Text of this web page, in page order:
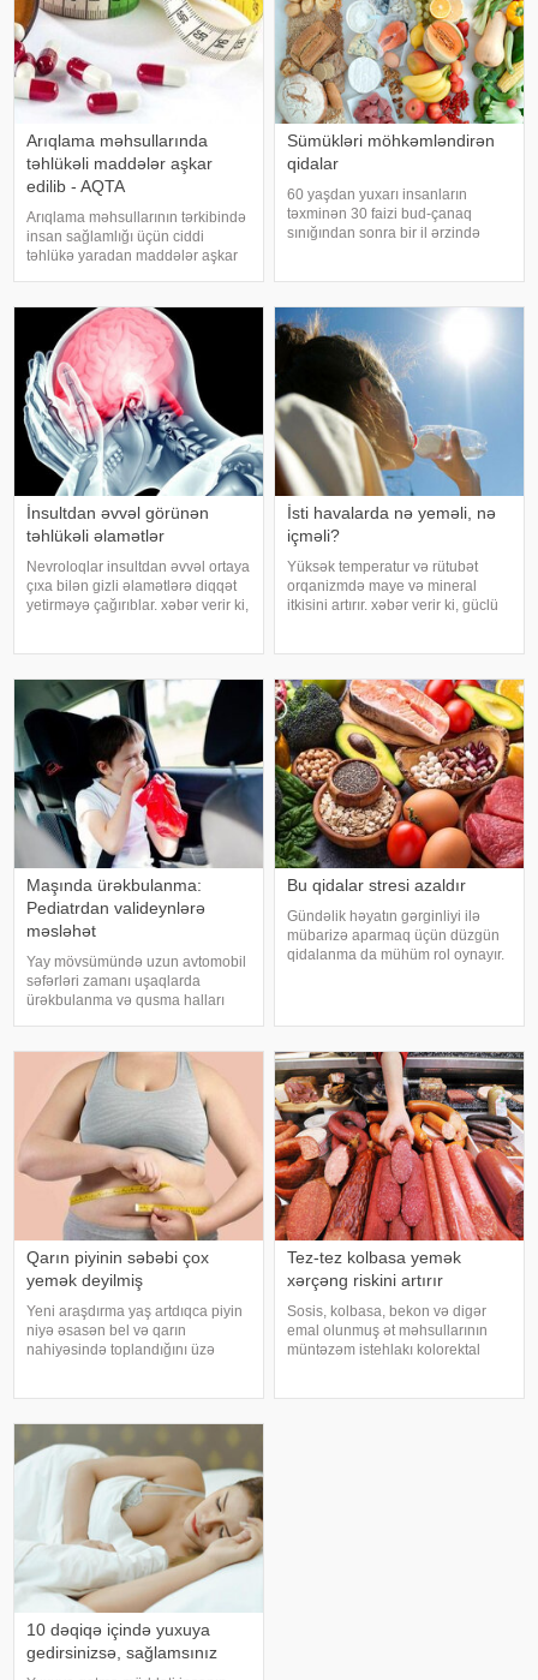
Arıqlama məhsullarında
təhlükəli maddələr aşkar
edilib - AQTA
Arıqlama məhsullarının tərkibində
insan sağlamlığı üçün ciddi
təhlükə yaradan maddələr aşkar
Təhlükəsizliyi Agentliyinin (AQTA)
Qida təhlükəsizliyi şöbəsinin
müdir
Sümükləri möhkəmləndirən
qidalar
60 yaşdan yuxarı insanların
təxminən 30 faizi bud-çanaq
sınığından sonra bir il ərzində
riskini azaltmaq üçün kalsium, D
vitamini, zülal
İnsultdan əvvəl görünən
təhlükəli əlamətlər
Nevroloqlar insultdan əvvəl ortaya
çıxa bilən gizli əlamətlərə diqqət
yetirməyə çağırıblar. xəbər verir ki,
verə bilər. Lakin b
İsti havalarda nə yeməli, nə
içməli?
Yüksək temperatur və rütubət
orqanizmdə maye və mineral
itkisini artırır. xəbər verir ki, güclü
ürəkbulanma kimi hallara səbəb
ol
Maşında ürəkbulanma:
Pediatrdan valideynlərə
məsləhət
Yay mövsümündə uzun avtomobil
səfərləri zamanı uşaqlarda
ürəkbulanma və qusma halları
beynin gözlərdən və bədənin
hərəkətindən gələn siqnallar
arasındakı uyğunsuzluqda
Bu qidalar stresi azaldır
Gündəlik həyatın gərginliyi ilə
mübarizə aparmaq üçün düzgün
qidalanma da mühüm rol oynayır.
bilər
Qarın piyinin səbəbi çox
yemək deyilmiş
Yeni araşdırma yaş artdıqca piyin
niyə əsasən bel və qarın
nahiyəsində toplandığını üzə
müşahidə edir. Bu isə təkcə esteti
Tez-tez kolbasa yemək
xərçəng riskini artırır
Sosis, kolbasa, bekon və digər
emal olunmuş ət məhsullarının
müntəzəm istehlakı kolorektal
10 dəqiqə içində yuxuya
gedirsinizsə, sağlamsınız